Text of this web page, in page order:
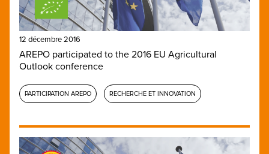
12 décembre 2016
AREPO participated to the 2016 EU Agricultural
Outlook conference
PARTICIPATION AREPO RECHERCHE ET INNOVATION